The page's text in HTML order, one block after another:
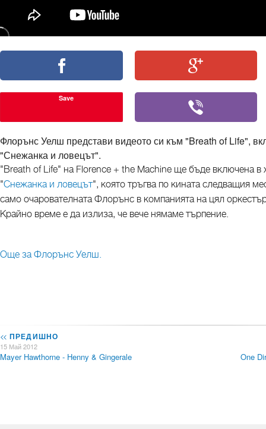
Save
Флорънс Уелш представи видеото си към "Breath of Life",
"Снежанка и ловецът".
"Breath of Life" на Florence + the Machine ще бъде включена в
"Снежанка и ловецът", която тръгва по кината следващия
само очарователната Флорънс в компанията на цял
Крайно време е да излиза, че вече нямаме търпение.
Още за Флорънс Уелш.
<< ПРЕДИШНО
15 Май 2012
Mayer Hawthorne - Henny & Gingerale One